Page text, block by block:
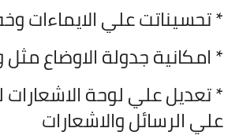
* تحسيناتت علي الايماءات
* امكانية جدولة الاوضاع
* تعديل علي لوحة
علي الرسائل والاشعارات